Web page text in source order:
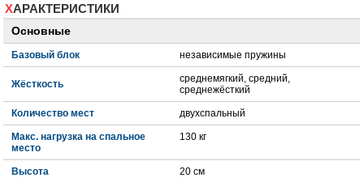
ХАРАКТЕРИСТИКИ
Основные
Базовый блок независимые пружины
Жёсткость
среднемягкий, средний,
среднежёсткий
Количество мест двухспальный
Макс. нагрузка на спальное
место
130 кг
Высота 20 см